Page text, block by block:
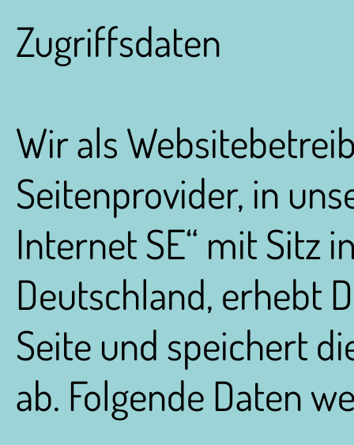
Zugriffsdaten
Wir als
Seitenprovider, in
Internet SE“ mit Sitz
Deutschland, erhebt
Seite und speichert
ab. Folgende Daten